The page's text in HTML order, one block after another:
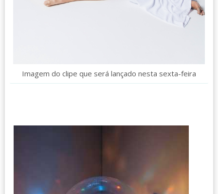
Imagem do clipe que será lançado nesta sexta-feira